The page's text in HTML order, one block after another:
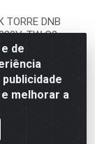
TORRE DNB
TW G2
820112
UNIDADE
PREÇO
de
melhorar a